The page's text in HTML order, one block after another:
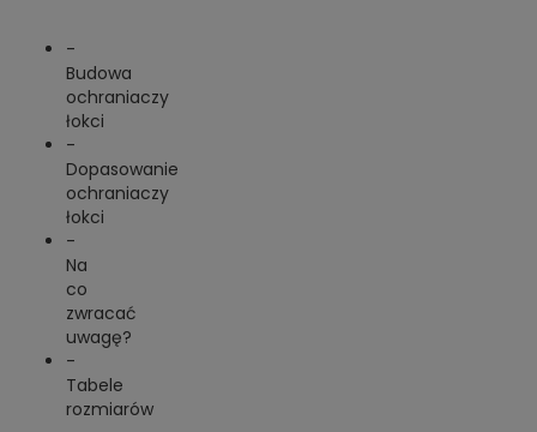
-
Budowa
ochraniaczy
łokci
-
Dopasowanie
ochraniaczy
łokci
-
Na
co
zwracać
uwagę?
-
Tabele
rozmiarów